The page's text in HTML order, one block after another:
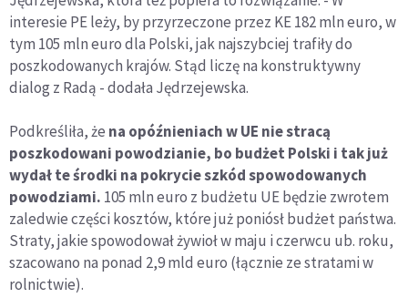
interesie PE leży, by przyrzeczone przez KE 182 mln euro, w
tym 105 mln euro dla Polski, jak najszybciej trafiły do
poszkodowanych krajów. Stąd liczę na konstruktywny
dialog z Radą - dodała Jędrzejewska.
Podkreśliła, że na opóźnieniach w UE nie stracą
poszkodowani powodzianie, bo budżet Polski i tak już
wydał te środki na pokrycie szkód spowodowanych
powodziami. 105 mln euro z budżetu UE będzie zwrotem
zaledwie części kosztów, które już poniósł budżet państwa.
Straty, jakie spowodował żywioł w maju i czerwcu ub. roku,
szacowano na ponad 2,9 mld euro (łącznie ze stratami w
rolnictwie).